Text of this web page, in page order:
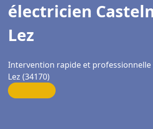
électricien
Lez
Intervention rapide et professionnelle
Lez (34170)